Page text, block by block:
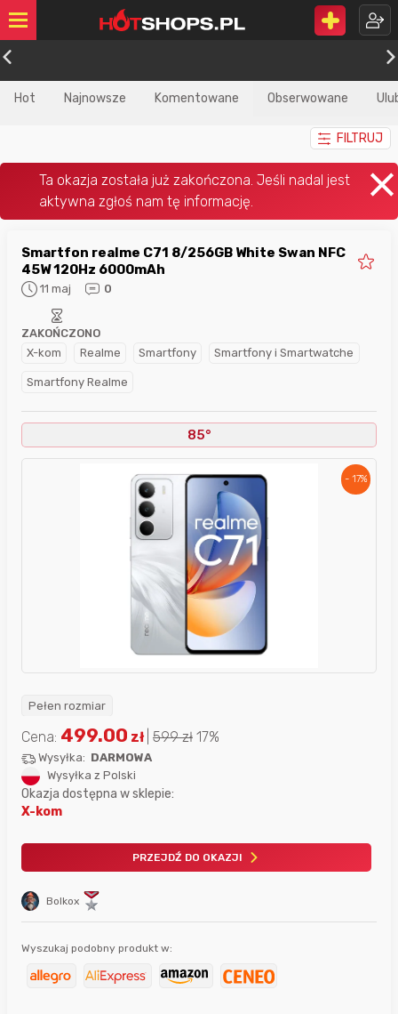
Hot Najnowsze Komentowane Obserwowane
FILTRUJ
Smartfon realme C71 8/256GB White Swan NFC
45W 120Hz 6000mAh
11 maj 0
X-kom Realme Smartfony Smartfony i Smartwatche
Smartfony Realme
ZAKOŃCZONO
85°
- 17%
Pełen rozmiar
Bolkox
Cena: 499.00 zł 599zł 17%
Wysyłka: DARMOWA
Wysyłka z Polski
Okazja dostępna w sklepie:
X-kom
PRZEJDŹ DO OKAZJI
Wyszukaj podobny produkt w: